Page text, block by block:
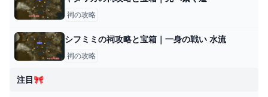
祠の攻略
シフミミの祠攻略と宝箱｜一身の戦い 水流
祠の攻略
注目🎀